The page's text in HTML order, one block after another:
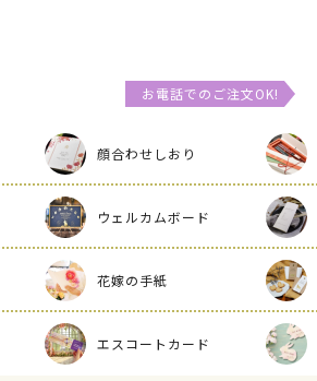
お電話でのご注文OK!
顔合わせしおり
ウェルカムボード
花嫁の手紙
エスコートカード